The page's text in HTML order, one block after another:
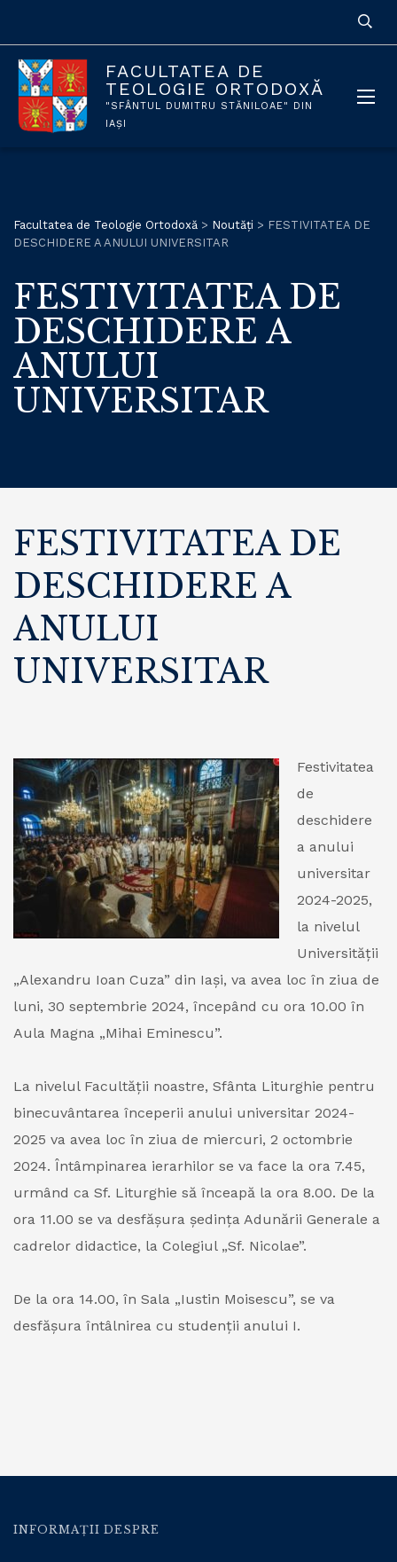
FACULTATEA DE
TEOLOGIE ORTODOXĂ
"SFÂNTUL DUMITRU STĂNILOAE" DIN
IAȘI
Facultatea de Teologie Ortodoxă > Noutăți > FESTIVITATEA DE
DESCHIDERE A ANULUI UNIVERSITAR
FESTIVITATEA DE
DESCHIDERE A
ANULUI
UNIVERSITAR
FESTIVITATEA DE
DESCHIDERE A
ANULUI
UNIVERSITAR
Festivitatea
de
deschidere
a anului
universitar
2024-2025,
la nivelul
Universității
„Alexandru Ioan Cuza” din Iași, va avea loc în ziua de
luni, 30 septembrie 2024, începând cu ora 10.00 în
Aula Magna „Mihai Eminescu”.
La nivelul Facultății noastre, Sfânta Liturghie pentru
binecuvântarea începerii anului universitar 2024-
2025 va avea loc în ziua de miercuri, 2 octombrie
2024. Întâmpinarea ierarhilor se va face la ora 7.45,
urmând ca Sf. Liturghie să înceapă la ora 8.00. De la
ora 11.00 se va desfășura ședința Adunării Generale a
cadrelor didactice, la Colegiul „Sf. Nicolae”.
De la ora 14.00, în Sala „Iustin Moisescu”, se va
desfășura întâlnirea cu studenții anului I.
INFORMAȚII DESPRE